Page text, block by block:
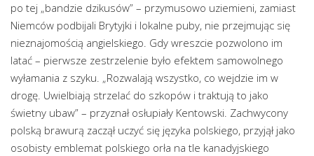
po tej „bandzie dzikusów” – przymusowo uziemieni, zamiast
Niemców podbijali Brytyjki i lokalne puby, nie przejmując się
nieznajomością angielskiego. Gdy wreszcie pozwolono im
latać – pierwsze zestrzelenie było efektem samowolnego
wyłamania z szyku. „Rozwalają wszystko, co wejdzie im w
drogę. Uwielbiają strzelać do szkopów i traktują to jako
świetny ubaw” – przyznał osłupiały Kentowski. Zachwycony
polską brawurą zaczął uczyć się języka polskiego, przyjął jako
osobisty emblemat polskiego orła na tle kanadyjskiego